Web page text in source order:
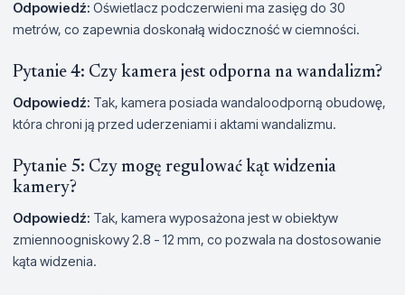
Odpowiedź: Oświetlacz podczerwieni ma zasięg do 30
metrów, co zapewnia doskonałą widoczność w ciemności.
Pytanie 4: Czy kamera jest odporna na wandalizm?
Odpowiedź: Tak, kamera posiada wandaloodporną obudowę,
która chroni ją przed uderzeniami i aktami wandalizmu.
Pytanie 5: Czy mogę regulować kąt widzenia
kamery?
Odpowiedź: Tak, kamera wyposażona jest w obiektyw
zmiennoogniskowy 2.8 - 12 mm, co pozwala na dostosowanie
kąta widzenia.